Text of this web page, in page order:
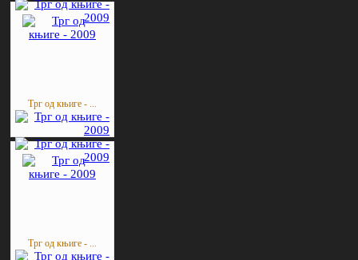
Трг од књиге - ...
Трг од књиге - ...